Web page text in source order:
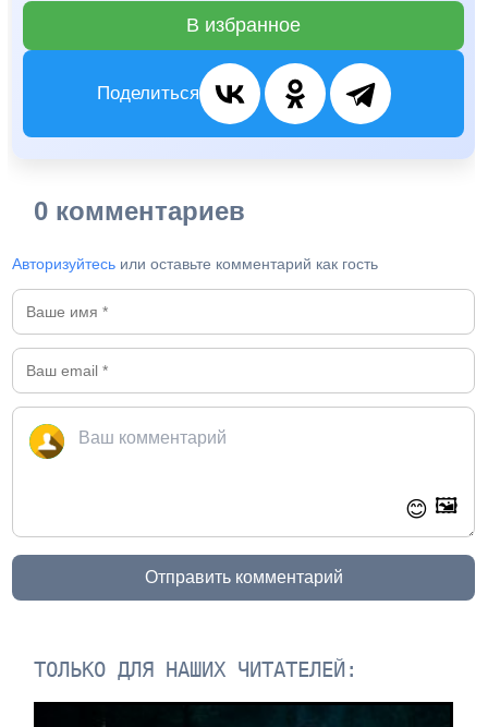
В избранное
Поделиться
0 комментариев
Авторизуйтесь или оставьте комментарий как гость
😊 🖼️
Отправить комментарий
ТОЛЬКО ДЛЯ НАШИХ ЧИТАТЕЛЕЙ: